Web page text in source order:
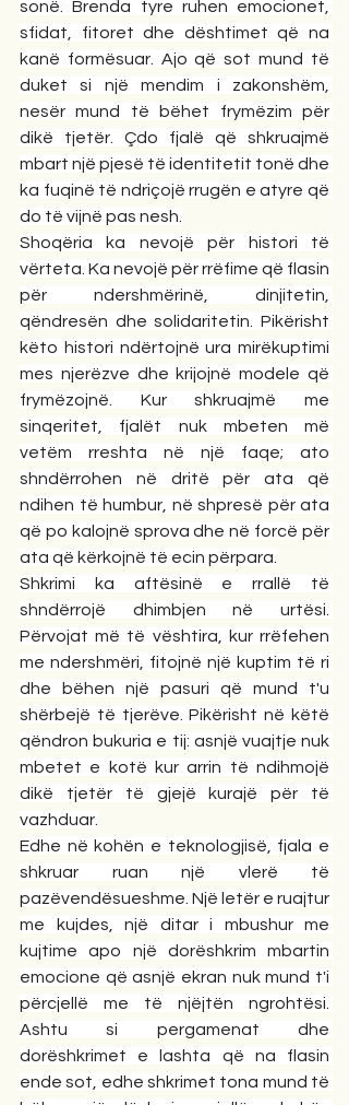
sonë. Brenda tyre ruhen emocionet,
sfidat, fitoret dhe dështimet që na
kanë formësuar. Ajo që sot mund të
duket si një mendim i zakonshëm,
nesër mund të bëhet frymëzim për
dikë tjetër. Çdo fjalë që shkruajmë
mbart një pjesë të identitetit tonë dhe
ka fuqinë të ndriçojë rrugën e atyre që
do të vijnë pas nesh.
Shoqëria ka nevojë për histori të
vërteta. Ka nevojë për rrëfime që flasin
për ndershmërinë, dinjitetin,
qëndresën dhe solidaritetin. Pikërisht
këto histori ndërtojnë ura mirëkuptimi
mes njerëzve dhe krijojnë modele që
frymëzojnë. Kur shkruajmë me
sinqeritet, fjalët nuk mbeten më
vetëm rreshta në një faqe; ato
shndërrohen në dritë për ata që
ndihen të humbur, në shpresë për ata
që po kalojnë sprova dhe në forcë për
ata që kërkojnë të ecin përpara.
Shkrimi ka aftësinë e rrallë të
shndërrojë dhimbjen në urtësi.
Përvojat më të vështira, kur rrëfehen
me ndershmëri, fitojnë një kuptim të ri
dhe bëhen një pasuri që mund t'u
shërbejë të tjerëve. Pikërisht në këtë
qëndron bukuria e tij: asnjë vuajtje nuk
mbetet e kotë kur arrin të ndihmojë
dikë tjetër të gjejë kurajë për të
vazhduar.
Edhe në kohën e teknologjisë, fjala e
shkruar ruan një vlerë të
pazëvendësueshme. Një letër e ruajtur
me kujdes, një ditar i mbushur me
kujtime apo një dorëshkrim mbartin
emocione që asnjë ekran nuk mund t'i
përcjellë me të njëjtën ngrohtësi.
Ashtu si pergamenat dhe
dorëshkrimet e lashta që na flasin
ende sot, edhe shkrimet tona mund të